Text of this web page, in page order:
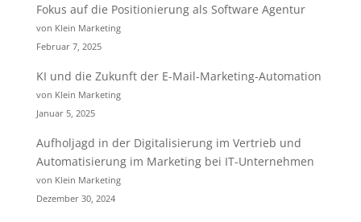
Fokus auf die Positionierung als Software Agentur
von Klein Marketing
Februar 7, 2025
KI und die Zukunft der E-Mail-Marketing-Automation
von Klein Marketing
Januar 5, 2025
Aufholjagd in der Digitalisierung im Vertrieb und
Automatisierung im Marketing bei IT-Unternehmen
von Klein Marketing
Dezember 30, 2024